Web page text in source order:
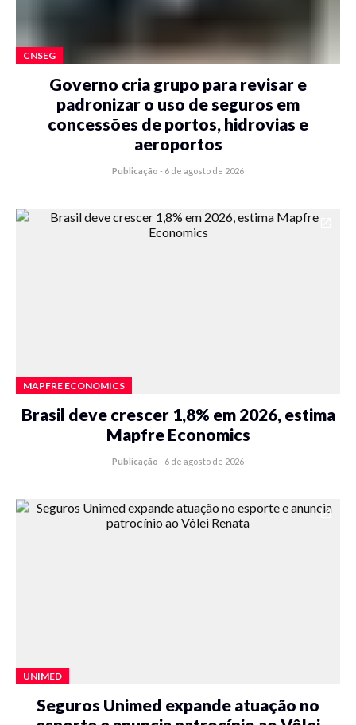
CNSEG
Governo cria grupo para revisar e
padronizar o uso de seguros em
concessões de portos, hidrovias e
aeroportos
Publicação - 6 de agosto de 2026
MAPFRE ECONOMICS
Brasil deve crescer 1,8% em 2026, estima
Mapfre Economics
Publicação - 6 de agosto de 2026
UNIMED
Seguros Unimed expande atuação no